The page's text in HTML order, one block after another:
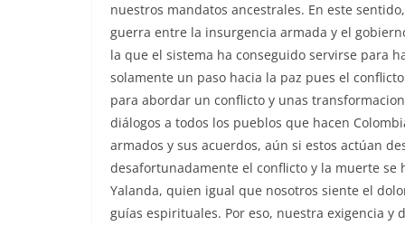
nuestros mandatos ancestrales. En este
guerra entre la insurgencia armada y el
la que el sistema ha conseguido servirse para
solamente un paso hacia la paz pues el
para abordar un conflicto y unas
diálogos a todos los pueblos que hacen
armados y sus acuerdos, aún si estos actúan
desafortunadamente el conflicto y la muerte
Yalanda, quien igual que nosotros siente el
guías espirituales. Por eso, nuestra exigencia y